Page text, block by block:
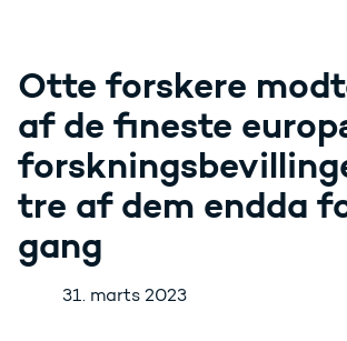
Otte forskere
af de fineste
tre af dem endda
gang
31. marts 2023